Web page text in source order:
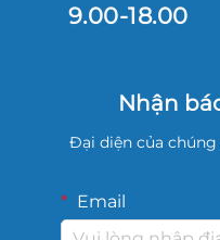
9.00-18.00
Nhận
Đại diện của chúng
Email